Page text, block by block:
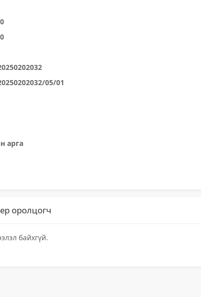
05/01
арга
оролцогч
байхгүй.